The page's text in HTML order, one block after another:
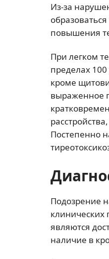
Из-за
образоваться
повышения
При легком
пределах
кроме
выраженное
Постепенно
Подозрение
являются
наличие в